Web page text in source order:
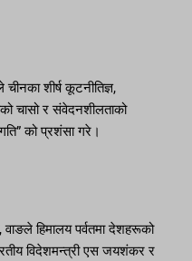
शीर्ष कूटनीतिज्ञ,
चासो र संवेदनशीलताको
को प्रशंसा गरे।
हिमालय पर्वतमा देशहरूको
विदेशमन्त्री एस जयशंकर र